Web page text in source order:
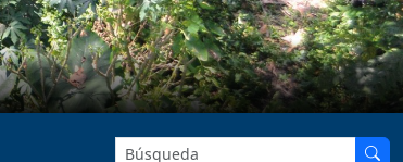
Buscar en el sitio: